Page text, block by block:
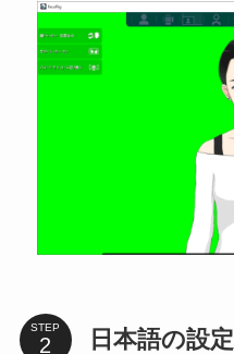
STEP 日本語の設定